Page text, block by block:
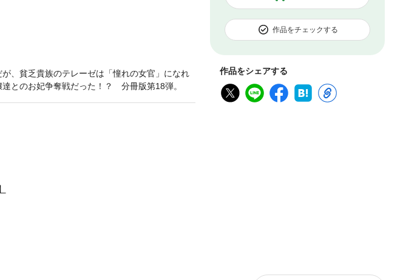
作品をチェックする
作品をシェアする
、貧乏貴族のテレーゼは「憧れの女官」になれ
とのお妃争奪戦だった！？ 分冊版第18弾。